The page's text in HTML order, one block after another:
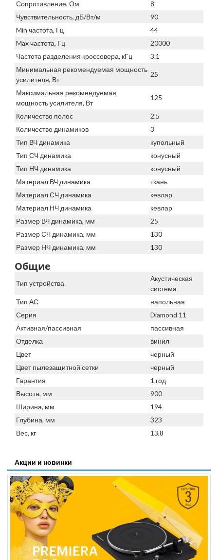
Сопротивление, Ом
8
Чувствительность, дБ/Вт/м
90
Min частота, Гц
44
Max частота, Гц
20000
Частота разделения кроссовера, кГц
3.1
Минимальная рекомендуемая мощность
усилителя, Вт
25
Максимальная рекомендуемая
мощность усилителя, Вт
125
Количество полос
2.5
Количество динамиков
3
Тип ВЧ динамика
купольный
Тип СЧ динамика
конусный
Тип НЧ динамика
конусный
Материал ВЧ динамика
ткань
Материал СЧ динамика
кевлар
Материал НЧ динамика
кевлар
Размер ВЧ динамика, мм
25
Размер СЧ динамика, мм
130
Размер НЧ динамика, мм
130
Общие
Тип устройства
Акустическая
система
Тип АС
напольная
Серия
Diamond 11
Активная/пассивная
пассивная
Отделка
винил
Цвет
черный
Цвет пылезащитной сетки
черный
Гарантия
1 год
Высота, мм
900
Ширина, мм
194
Глубина, мм
323
Вес, кг
13,8
Акции и новинки